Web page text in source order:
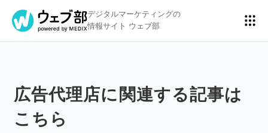
デジタルマーケティングの
情報サイト ウェブ部
リスティング広告 BtoBマーケティング
広告代理店に関連する記事は
こちら